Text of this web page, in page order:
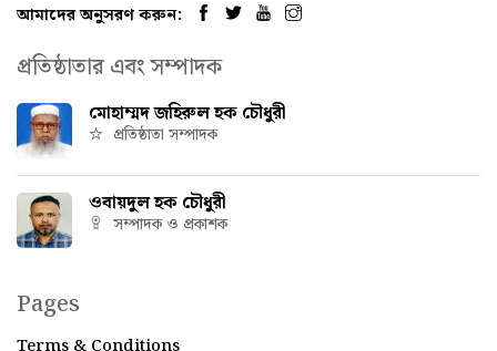
আমাদের অনুসরণ করুন:
প্রতিষ্ঠাতার এবং সম্পাদক
মোহাম্মদ জহিরুল হক চৌধুরী
প্রতিষ্ঠাতা সম্পাদক
ওবায়দুল হক চৌধুরী
সম্পাদক ও প্রকাশক
Pages